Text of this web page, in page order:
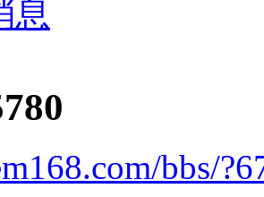
息
bbs/